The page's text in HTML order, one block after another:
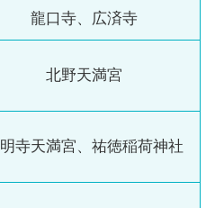
龍口寺、広済寺
北野天満宮
寺天満宮、祐徳稲荷神社